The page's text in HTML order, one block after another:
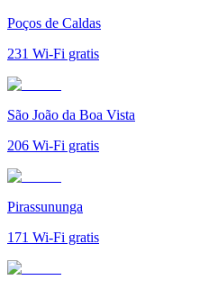
Poços de Caldas
231 Wi-Fi gratis
São João da Boa Vista
206 Wi-Fi gratis
Pirassununga
171 Wi-Fi gratis